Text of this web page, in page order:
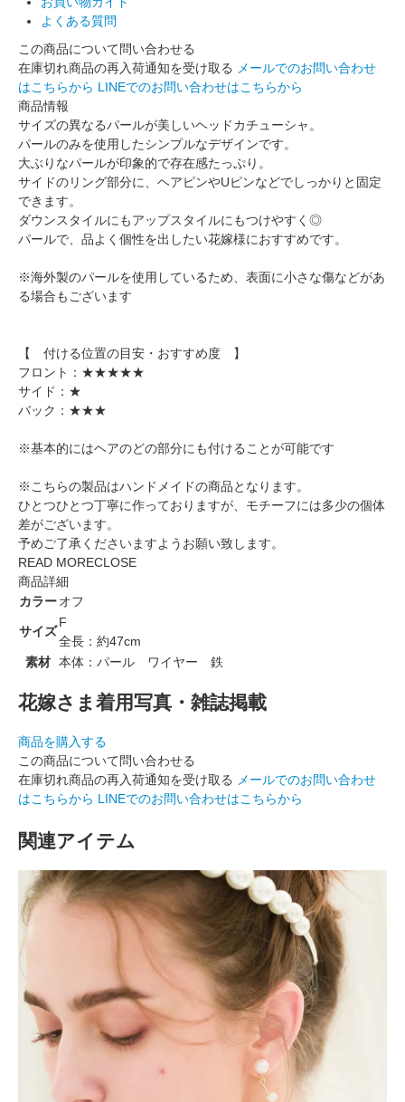
よくある質問
この商品について問い合わせる
在庫切れ商品の再入荷通知を受け取る
メールでのお問い合わせ
はこちらから LINEでのお問い合わせはこちらから
商品情報
サイズの異なるパールが美しいヘッドカチューシャ。
パールのみを使用したシンプルなデザインです。
大ぶりなパールが印象的で存在感たっぷり。
サイドのリング部分に、ヘアピンやUピンなどでしっかりと固定
できます。
ダウンスタイルにもアップスタイルにもつけやすく◎
パールで、品よく個性を出したい花嫁様におすすめです。
※海外製のパールを使用しているため、表面に小さな傷などがあ
る場合もございます
【 付ける位置の目安・おすすめ度 】
フロント：★★★★★
サイド：★
バック：★★★
※基本的にはヘアのどの部分にも付けることが可能です
※こちらの製品はハンドメイドの商品となります。
ひとつひとつ丁寧に作っておりますが、モチーフには多少の個体
差がございます。
予めご了承くださいますようお願い致します。
READ MORECLOSE
商品詳細
カラーオフ
サイズ
F
全長：約47cm
素材 本体：パール ワイヤー 鉄
花嫁さま着用写真・雑誌掲載
商品を購入する
この商品について問い合わせる
在庫切れ商品の再入荷通知を受け取る
メールでのお問い合わせ
はこちらから LINEでのお問い合わせはこちらから
関連アイテム